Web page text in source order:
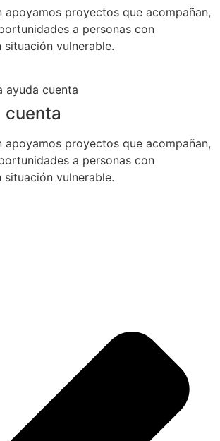
proyectos que acompañan,
a personas con
vulnerable.
cuenta
proyectos que acompañan,
a personas con
vulnerable.